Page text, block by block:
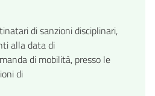
di sanzioni disciplinari,
alla data di
di mobilità, presso le
di